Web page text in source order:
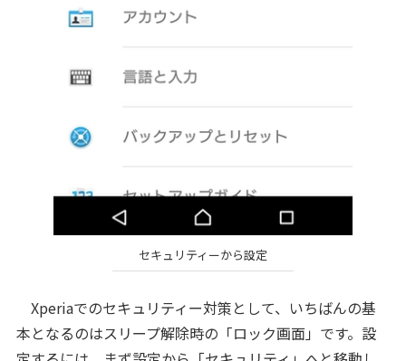
セキュリティーから設定
Xperiaでのセキュリティー対策として、いちばんの基
本となるのはスリープ解除時の「ロック画面」です。設